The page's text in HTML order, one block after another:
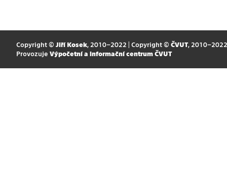
Copyright © Jiří Kosek, 2010–2022 | Copyright © ČVUT, 2010–2022
Provozuje Výpočetní a informační centrum ČVUT